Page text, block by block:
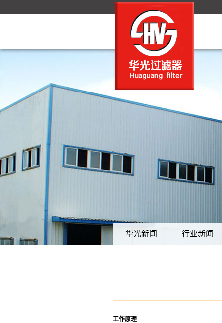
华光新闻 行业新闻
工作原理